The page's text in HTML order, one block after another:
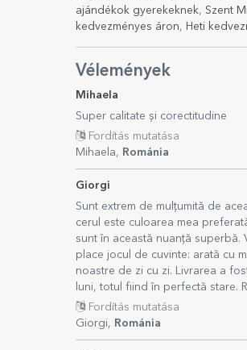
ajándékok gyerekeknek, Szent
kedvezményes áron, Heti
Vélemények
Mihaela
Super calitate și corectitudine
Fordítás mutatása
Mihaela, Románia
Giorgi
Sunt extrem de mulțumită de
cerul este culoarea mea
sunt în această nuanță superbă.
place jocul de cuvinte: arată cu
noastre de zi cu zi. Livrarea a
luni, totul fiind în perfectă stare.
Fordítás mutatása
Giorgi, Románia